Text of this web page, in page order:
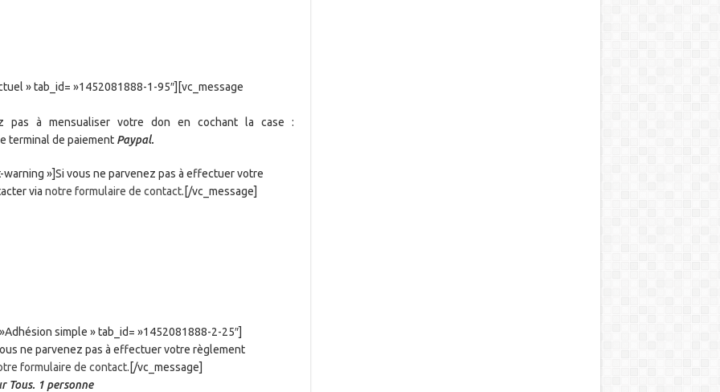
» tab_id= »1452081888-1-95″][vc_message
pas à mensualiser votre don en cochant la case :
terminal de paiement Paypal.
»]Si vous ne parvenez pas à effectuer votre
via notre formulaire de contact.[/vc_message]
simple » tab_id= »1452081888-2-25″]
ne parvenez pas à effectuer votre règlement
formulaire de contact.[/vc_message]
Tous. 1 personne